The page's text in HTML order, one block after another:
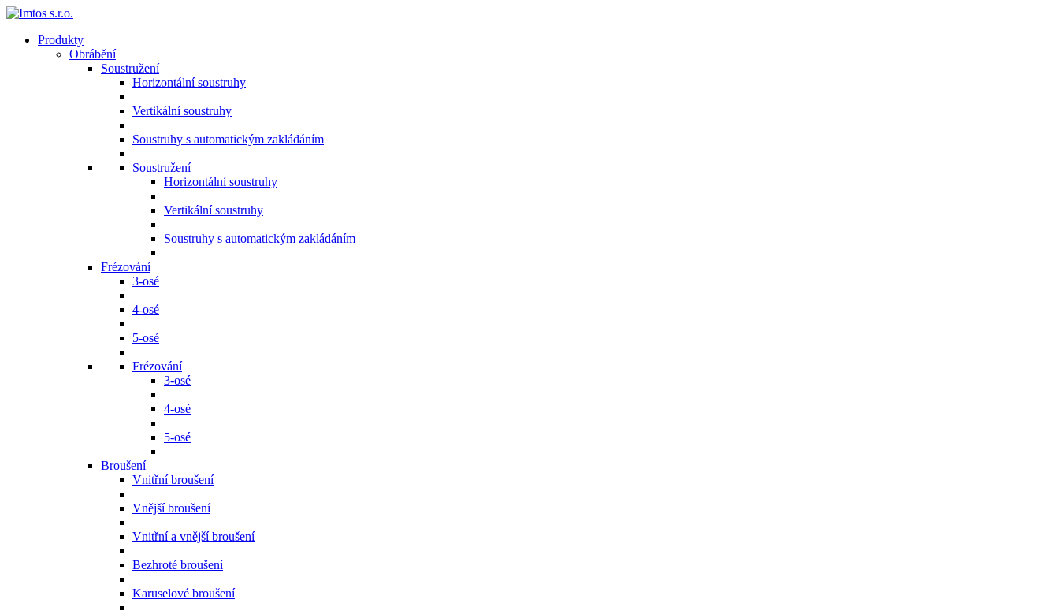
Produkty
Obrábění
Soustružení
Horizontální soustruhy
Vertikální soustruhy
Soustruhy s automatickým zakládáním
Soustružení
Horizontální soustruhy
Vertikální soustruhy
Soustruhy s automatickým zakládáním
Frézování
3-osé
4-osé
5-osé
Frézování
3-osé
4-osé
5-osé
Broušení
Vnitřní broušení
Vnější broušení
Vnitřní a vnější broušení
Bezhroté broušení
Karuselové broušení